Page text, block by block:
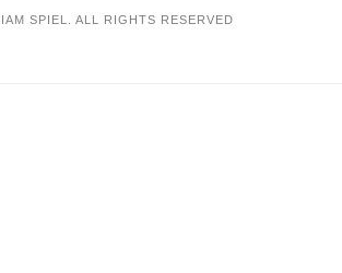
SPIEL. ALL RIGHTS RESERVED